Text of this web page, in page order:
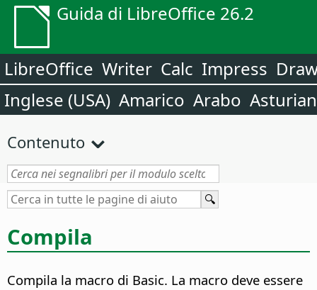
Guida di LibreOffice 26.2
LibreOffice Writer Calc Impress
Inglese (USA) Amarico Arabo
Contenuto
Compila
Compila la macro di Basic. La macro deve essere